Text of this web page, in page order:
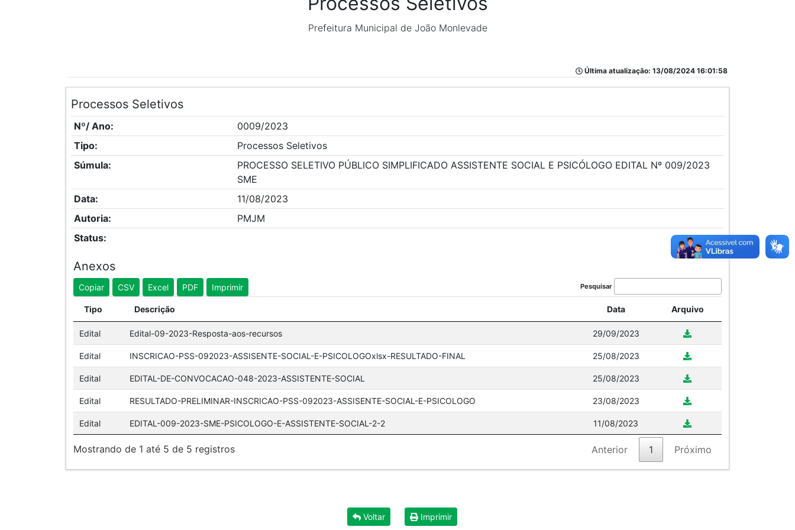
Prefeitura Municipal de João Monlevade
Última atualização: 13/08/2024 16:01:58
Processos Seletivos
Nº/ Ano:
0009/2023
Tipo:
Processos Seletivos
Súmula:
PROCESSO SELETIVO PÚBLICO SIMPLIFICADO ASSISTENTE SOCIAL E PSICÓLOGO EDITAL Nº 009/2023
SME
Data:
11/08/2023
Autoria:
PMJM
Status:
Anexos
Copiar CSV Excel PDF Imprimir Pesquisar
Tipo Descrição Data Arquivo
Edital Edital-09-2023-Resposta-aos-recursos 29/09/2023
Edital INSCRICAO-PSS-092023-ASSISENTE-SOCIAL-E-PSICOLOGOxlsx-RESULTADO-FINAL 25/08/2023
Edital EDITAL-DE-CONVOCACAO-048-2023-ASSISTENTE-SOCIAL 25/08/2023
Edital RESULTADO-PRELIMINAR-INSCRICAO-PSS-092023-ASSISENTE-SOCIAL-E-PSICOLOGO 23/08/2023
Edital EDITAL-009-2023-SME-PSICOLOGO-E-ASSISTENTE-SOCIAL-2-2 11/08/2023
Mostrando de 1 até 5 de 5 registros Anterior 1 Próximo
Voltar Imprimir